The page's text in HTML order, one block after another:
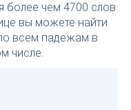
более чем 4700 слов
вы можете найти
всем падежам в
числе.